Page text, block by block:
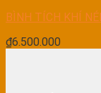
BÌNH TÍCH KHÍ
₫6.500.000